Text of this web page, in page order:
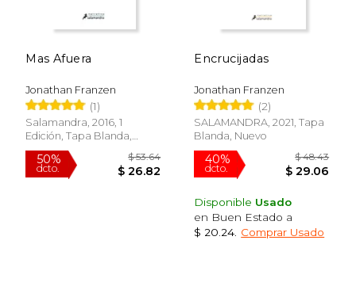
15%
dcto. $
Mas Afuera
Jonathan Franzen
(1)
Salamandra, 2016, 1
Edición, Tapa Blanda,
Nuevo
Encrucijadas
Jonathan Franzen
(2)
SALAMANDRA, 2021, Tapa
Blanda, Nuevo
Disponible Usado
en Buen Estado a
$ 20.24 Comprar Usado